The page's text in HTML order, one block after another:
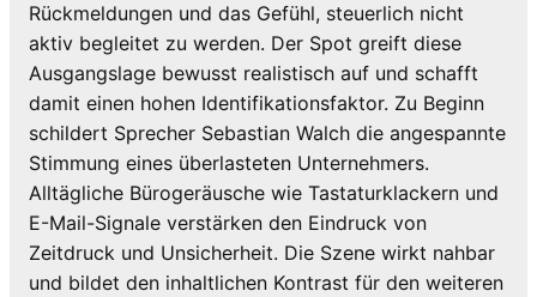
Rückmeldungen und das Gefühl, steuerlich nicht
aktiv begleitet zu werden. Der Spot greift diese
Ausgangslage bewusst realistisch auf und schafft
damit einen hohen Identifikationsfaktor. Zu Beginn
schildert Sprecher Sebastian Walch die angespannte
Stimmung eines überlasteten Unternehmers.
Alltägliche Bürogeräusche wie Tastaturklackern und
E-Mail-Signale verstärken den Eindruck von
Zeitdruck und Unsicherheit. Die Szene wirkt nahbar
und bildet den inhaltlichen Kontrast für den weiteren